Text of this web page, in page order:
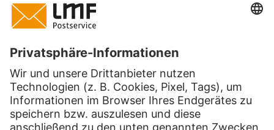
Wegbringen der Briefe
Keine langfristigen Verträge mit endlosen
Kündigungsfristen – Sie können die
Zusammenarbeit jeden Tag beenden